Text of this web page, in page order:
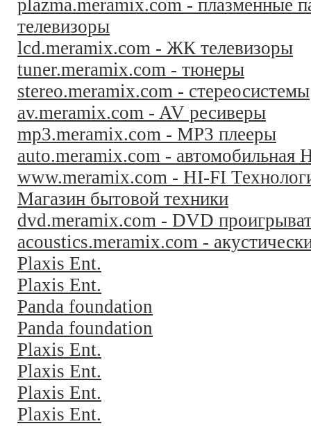
plazma.meramix.com - плазменные
телевизоры
lcd.meramix.com - ЖК телевизоры
tuner.meramix.com - тюнеры
stereo.meramix.com - стереосистемы
av.meramix.com - AV ресиверы
mp3.meramix.com - MP3 плееры
auto.meramix.com - автомобильная
www.meramix.com - HI-FI
Магазин бытовой техники
dvd.meramix.com - DVD
acoustics.meramix.com -
Plaxis Ent.
Plaxis Ent.
Panda foundation
Panda foundation
Plaxis Ent.
Plaxis Ent.
Plaxis Ent.
Plaxis Ent.